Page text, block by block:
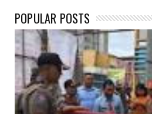
POPULAR POSTS